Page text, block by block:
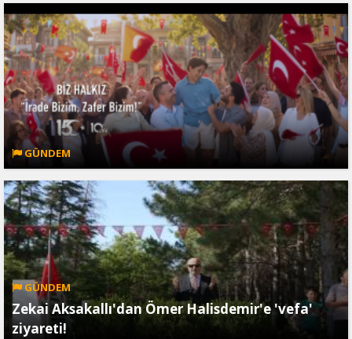
GÜNDEM
GÜNDEM
Zekai Aksakallı'dan Ömer Halisdemir'e 'vefa'
ziyareti!